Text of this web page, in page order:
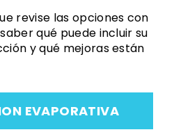
revise las opciones con
qué puede incluir su
y qué mejoras están
EVAPORATIVA